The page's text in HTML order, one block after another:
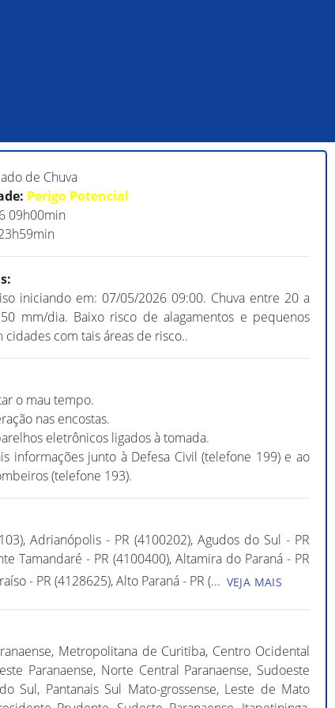
de Chuva
Perigo Potencial
09h00min
h59min
iniciando em: 07/05/2026 09:00. Chuva entre 20 a
mm/dia. Baixo risco de alagamentos e pequenos
cidades com tais áreas de risco..
o mau tempo.
nas encostas.
eletrônicos ligados à tomada.
informações junto à Defesa Civil (telefone 199) e ao
(telefone 193).
Adrianópolis - PR (4100202), Agudos do Sul - PR
Tamandaré - PR (4100400), Altamira do Paraná - PR
- PR (4128625), Alto Paraná - PR (... VEJA MAIS
Metropolitana de Curitiba, Centro Ocidental
Paranaense, Norte Central Paranaense, Sudoeste
Sul, Pantanais Sul Mato-grossense, Leste de Mato